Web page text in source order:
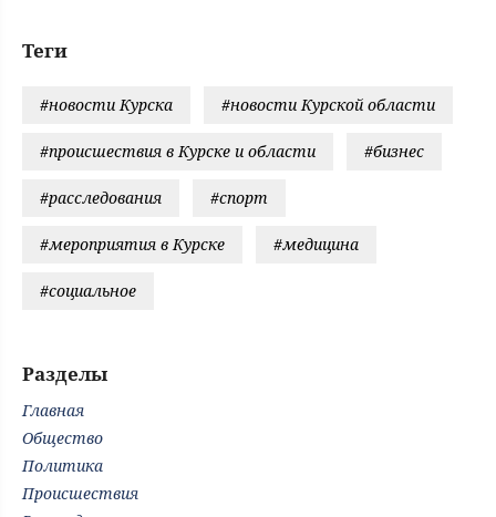
Теги
#новости Курска #новости Курской области
#происшествия в Курске и области #бизнес
#расследования #спорт
#мероприятия в Курске #медицина
#социальное
Разделы
Главная
Общество
Политика
Происшествия